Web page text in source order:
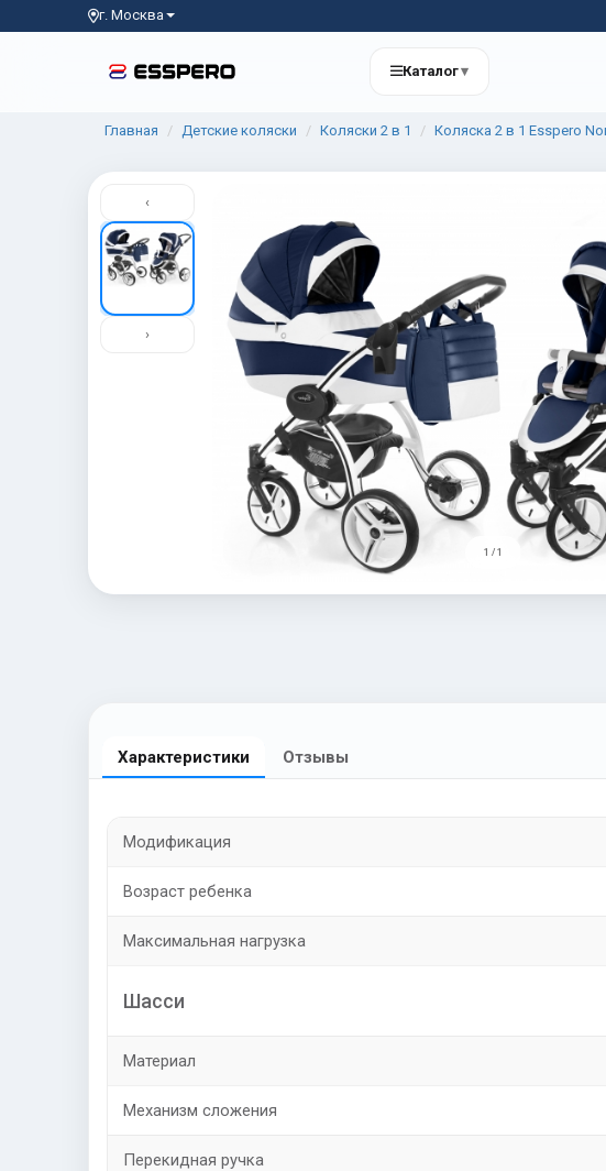
г. Москва
Каталог▾
Главная Детские коляски Коляски 2 в 1 Коляска 2 в 1 Esspero
‹
›
1 / 1
Характеристики Отзывы
Модификация
Возраст ребенка
Максимальная нагрузка
Шасси
Материал
Механизм сложения
Перекидная ручка